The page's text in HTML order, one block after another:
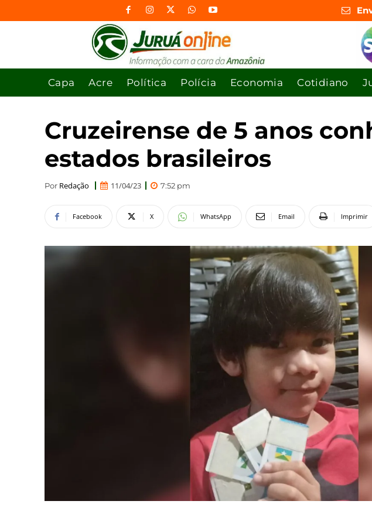
Capa Acre Política Polícia Economia Cotidiano
Cruzeirense de 5 anos
estados brasileiros
Por Redação 11/04/23 7:52 pm
Facebook X WhatsApp Email Imprimir